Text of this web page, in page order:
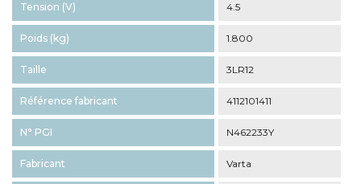
Tension (V) 4.5
Poids (kg) 1.800
Taille 3LR12
Référence fabricant 4112101411
N° PGI N462233Y
Fabricant Varta